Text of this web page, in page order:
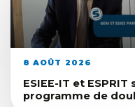
8 AOÛT 2026
ESIEE-IT et
programme de